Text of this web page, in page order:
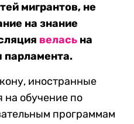
мигрантов, не
на знание
велась на
парламента.
иностранные
обучение по
программам